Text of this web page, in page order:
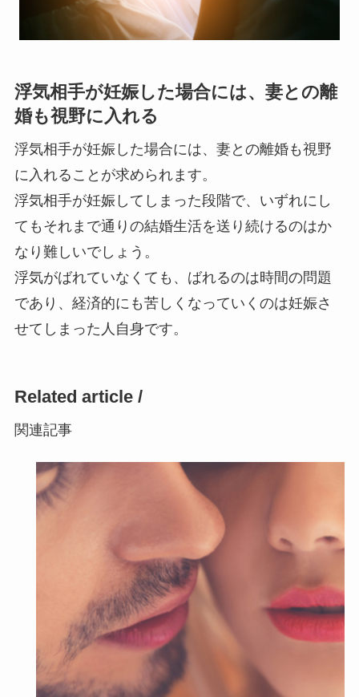
浮気相手が妊娠した場合には、妻との離
婚も視野に入れる
浮気相手が妊娠した場合には、妻との離婚も視野
に入れることが求められます。
浮気相手が妊娠してしまった段階で、いずれにし
てもそれまで通りの結婚生活を送り続けるのはか
なり難しいでしょう。
浮気がばれていなくても、ばれるのは時間の問題
であり、経済的にも苦しくなっていくのは妊娠さ
せてしまった人自身です。
Related article /
関連記事